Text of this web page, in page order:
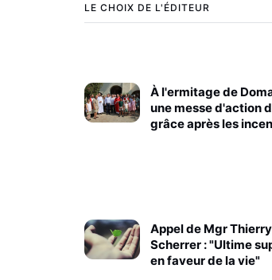
LE CHOIX DE L'ÉDITEUR
À l'ermitage de
une messe d'action
grâce après les
Appel de Mgr Thierry
Scherrer : "Ultime
en faveur de la vie"